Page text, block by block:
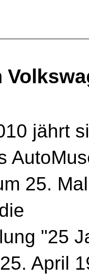
jährt
25.
"25
April